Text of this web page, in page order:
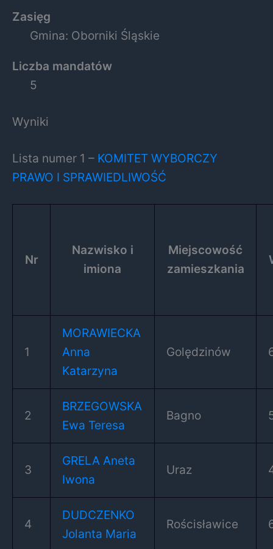
Zasięg
Gmina: Oborniki Śląskie
Liczba mandatów
5
Wyniki
Lista numer 1 – KOMITET WYBORCZY
PRAWO I SPRAWIEDLIWOŚĆ
Nr
Nazwisko i
imiona
Miejscowość
zamieszkania
1
MORAWIECKA
Anna
Katarzyna
Golędzinów
2
BRZEGOWSKA
Ewa Teresa
Bagno
3
GRELA Aneta
Iwona
Uraz
4
DUDCZENKO
Jolanta Maria
Rościsławice